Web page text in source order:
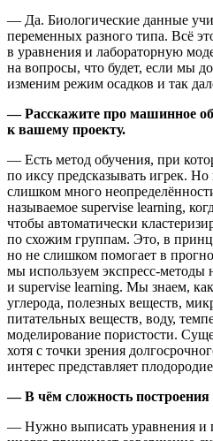
— Да. Биологические данные
переменных разного типа. Всё
в уравнения и лабораторную
на вопросы, что будет, если мы
изменим режим осадков и так
— Расскажите про машинное
к вашему проекту.
— Есть метод обучения, при
по иксу предсказывать игрек.
слишком много
называемое supervise learning,
чтобы автоматически
по схожим группам. Это, в
но не слишком помогает в
мы используем экспресс-методы
и supervise learning. Мы знаем,
углерода, полезных веществ,
питательных веществ, воду,
моделирование пористости.
хотя с точки зрения
интерес представляет
— В чём сложность построения
— Нужно выписать уравнения и